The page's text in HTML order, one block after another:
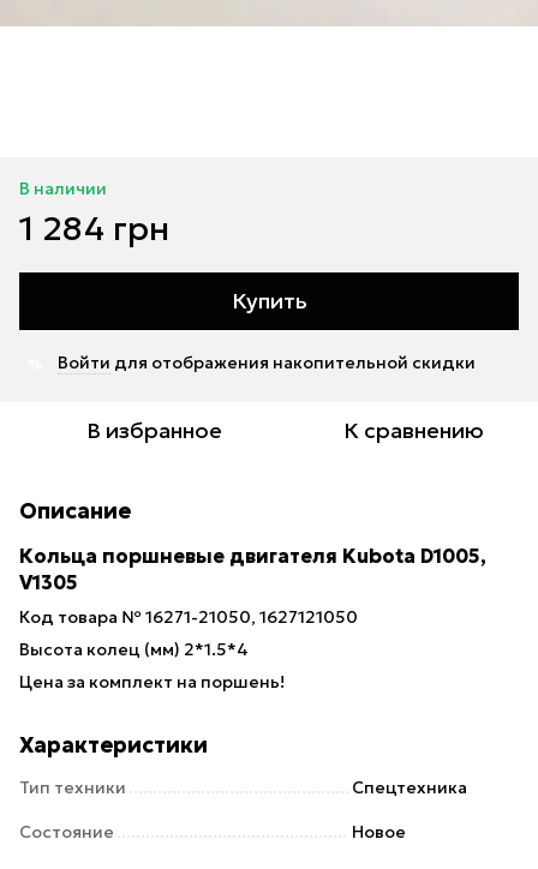
В наличии
1 284 грн
Купить
Войти для отображения накопительной скидки
В избранное К сравнению
Описание
Кольца поршневые двигателя Kubota D1005,
V1305
Код товара № 16271-21050, 1627121050
Высота колец (мм) 2*1.5*4
Цена за комплект на поршень!
Характеристики
Тип техники Спецтехника
Состояние Новое